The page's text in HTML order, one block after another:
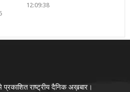
12:09:38
प्रकाशित राष्ट्रीय दैनिक अख़बार।